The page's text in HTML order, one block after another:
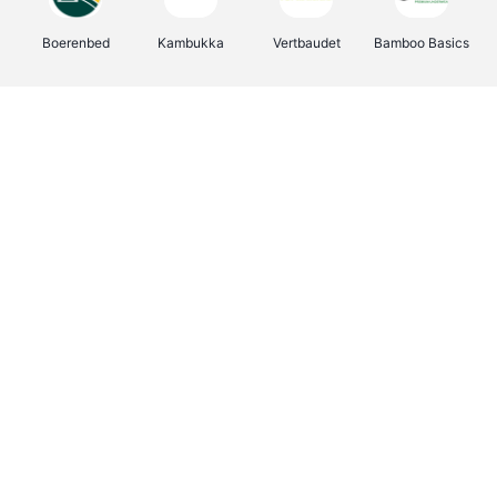
Boerenbed Kambukka Vertbaudet Bamboo Basics